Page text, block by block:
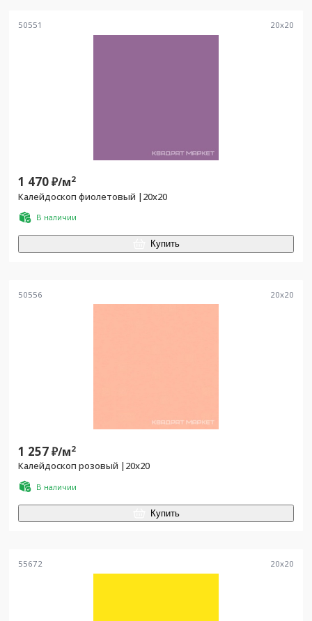
50551 20x20
1 470₽/м2
Калейдоскоп фиолетовый |20x20
В наличии
Купить
50556 20x20
1 257₽/м2
Калейдоскоп розовый |20x20
В наличии
Купить
55672 20x20